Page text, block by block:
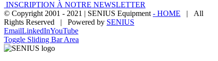
INSCRIPTION À NOTRE NEWSLETTER
© Copyright 2001 - 2021 | SENIUS Equipment- HOME | All
Rights Reserved | Powered by SENIUS
EmailLinkedInYouTube
Toggle Sliding Bar Area